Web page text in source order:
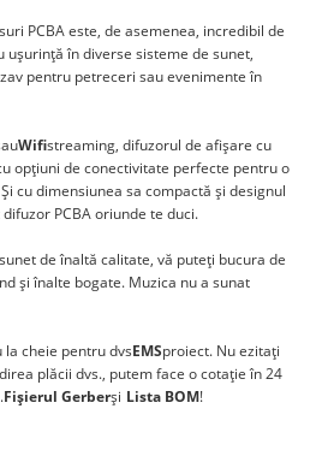
PCBA este, de asemenea, incredibil de
ușurință în diverse sisteme de sunet,
pentru petreceri sau evenimente în
Wifistreaming, difuzorul de afișare cu
opțiuni de conectivitate perfecte pentru o
cu dimensiunea sa compactă și designul
PCBA oriunde te duci.
de înaltă calitate, vă puteți bucura de
și înalte bogate. Muzica nu a sunat
cheie pentru dvsEMSproiect. Nu ezitați
plăcii dvs., putem face o cotație în 24
Fișierul Gerberși Lista BOM!